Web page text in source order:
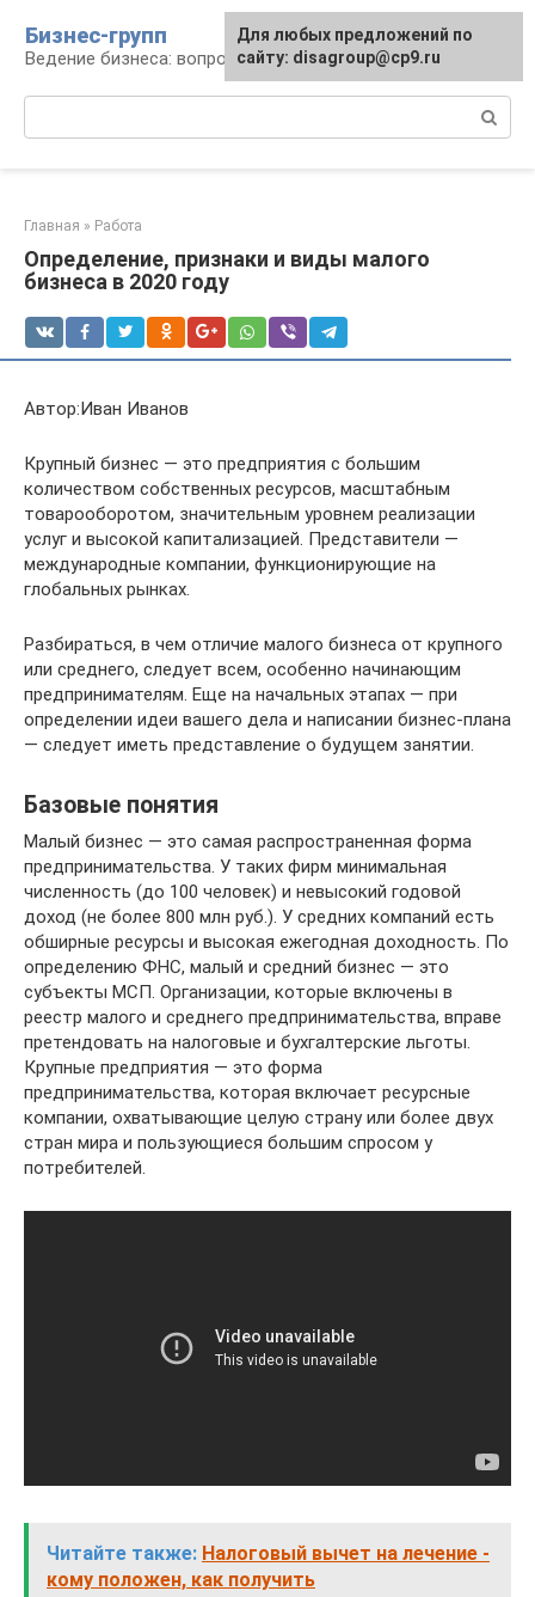
контенту
Бизнес-групп
Ведение бизнеса: вопросы, советы, проблемы
Главная » Работа
Определение, признаки и виды малого
бизнеса в 2020 году
Автор:Иван Иванов
Крупный бизнес — это предприятия с большим
количеством собственных ресурсов, масштабным
товарооборотом, значительным уровнем реализации
услуг и высокой капитализацией. Представители —
международные компании, функционирующие на
глобальных рынках.
Разбираться, в чем отличие малого бизнеса от крупного
или среднего, следует всем, особенно начинающим
предпринимателям. Еще на начальных этапах — при
определении идеи вашего дела и написании бизнес-плана
— следует иметь представление о будущем занятии.
Базовые понятия
Малый бизнес — это самая распространенная форма
предпринимательства. У таких фирм минимальная
численность (до 100 человек) и невысокий годовой
доход (не более 800 млн руб.). У средних компаний есть
обширные ресурсы и высокая ежегодная доходность. По
определению ФНС, малый и средний бизнес — это
субъекты МСП. Организации, которые включены в
реестр малого и среднего предпринимательства, вправе
претендовать на налоговые и бухгалтерские льготы.
Крупные предприятия — это форма
предпринимательства, которая включает ресурсные
компании, охватывающие целую страну или более двух
стран мира и пользующиеся большим спросом у
потребителей.
Читайте также: Налоговый вычет на лечение -
кому положен, как получить
Для любых предложений по
сайту: disagroup@cp9.ru